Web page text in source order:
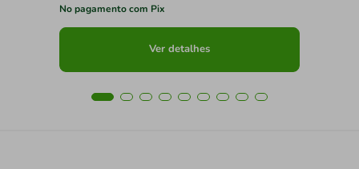
No pagamento com Pix
Ver detalhes